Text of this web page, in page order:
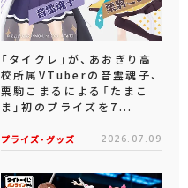
「タイクレ」が、あおぎり高
校所属VTuberの音霊魂子、
栗駒こまるによる「たまこ
ま」初のプライズを7...
プライズ・グッズ 2026.07.09